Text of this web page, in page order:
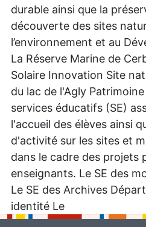
durable ainsi que la
découverte des sites
l’environnement et au
La Réserve Marine de
Solaire Innovation Site
du lac de l'Agly
services éducatifs (SE)
l'accueil des élèves ainsi
d'activité sur les sites et
dans le cadre des projets
enseignants. Le SE des
Le SE des Archives
identité Le